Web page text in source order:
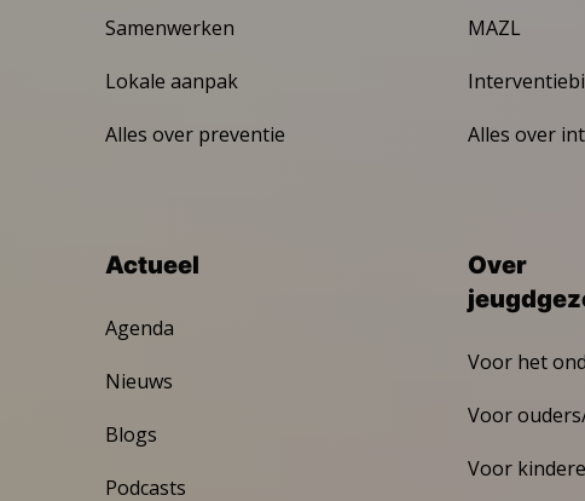
Samenwerken
Lokale aanpak
Alles over preventie
MAZL
Alles over
Actueel
Agenda
Nieuws
Blogs
Podcasts
Over
Voor het
Voor
Voor